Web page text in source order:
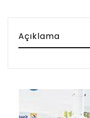
Açıklama